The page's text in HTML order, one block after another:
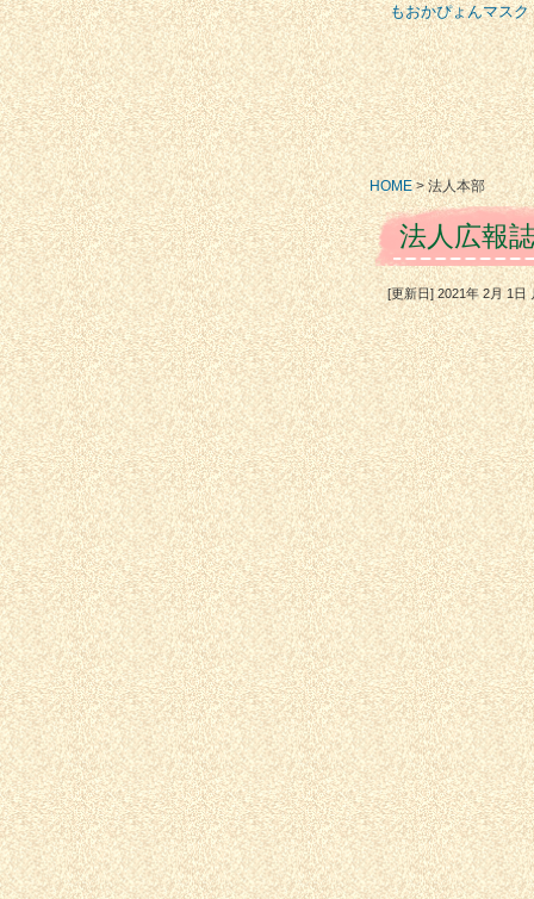
もおかぴょんマスク
HOME>法人本部
法人広報
[更新日] 2021年 2月 1日